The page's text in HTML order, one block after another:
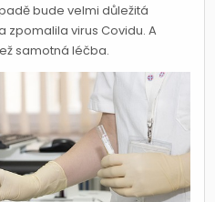
bude velmi důležitá
zpomalila virus Covidu. A
samotná léčba.